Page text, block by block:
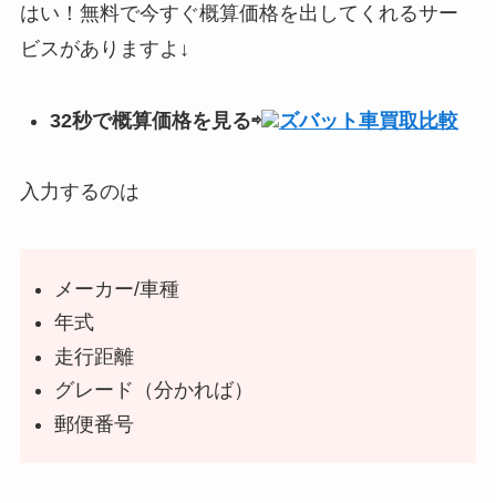
はい！無料で今すぐ概算価格を出してくれるサー
ビスがありますよ↓
32秒で概算価格を見る⇨ ズバット車買取比較
入力するのは
メーカー/車種
年式
走行距離
グレード（分かれば）
郵便番号